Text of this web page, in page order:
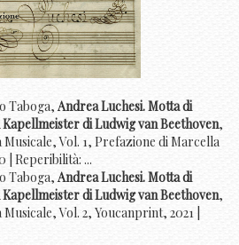
Taboga, Andrea Luchesi. Motta di
Kapellmeister di Ludwig van Beethoven,
Vol. 1, Prefazione di Marcella
| Reperibilità: ...
Taboga,Andrea Luchesi. Motta di
Kapellmeister di Ludwig van Beethoven,
Vol. 2, Youcanprint, 2021 |